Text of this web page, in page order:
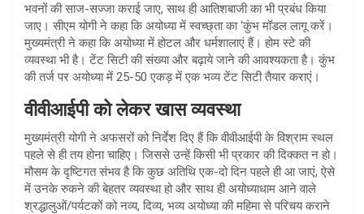
भवनों की साज-सज्जा कराई जाए, साथ ही आतिशबाजी का भी प्रबंध किया
जाए। सीएम योगी ने कहा कि अयोध्या में स्वच्छ्ता का ‘कुंभ मॉडल लागू करें।
मुख्यमंत्री ने कहा कि अयोध्या में होटल और धर्मशालाएं हैं। होम स्टे की
व्यवस्था भी है। टेंट सिटी की संख्या और बढ़ाये जाने की आवश्यकता है। कुंभ
की तर्ज पर अयोध्या में 25-50 एकड़ में एक भव्य टेंट सिटी तैयार कराएं।
वीवीआईपी को लेकर खास व्यवस्था
मुख्यमंत्री योगी ने अफसरों को निर्देश दिए हैं कि वीवीआईपी के विश्राम स्थल
पहले से ही तय होना चाहिए। जिससे उन्हें किसी भी प्रकार की दिक्कत न हो।
मौसम के दृष्टिगत संभव है कि कुछ अतिथि एक-दो दिन पहले ही आ जाएं, ऐसे
में उनके रुकने की बेहतर व्यवस्था हो और साथ ही अयोध्याधाम आने वाले
श्रद्धालुओं/पर्यटकों को नव्य, दिव्य, भव्य अयोध्या की महिमा से परिचय कराने